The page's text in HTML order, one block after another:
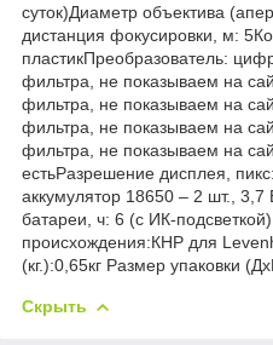
суток)Диаметр объектива
дистанция фокусировки, м:
пластикПреобразователь:
фильтра, не показываем на
фильтра, не показываем на
фильтра, не показываем на
фильтра, не показываем на
естьРазрешение дисплея,
аккумулятор 18650 – 2 шт.,
батареи, ч: 6 (с ИК-
происхождения:КНР для
(кг.):0,65кг Размер упаковки
Скрыть